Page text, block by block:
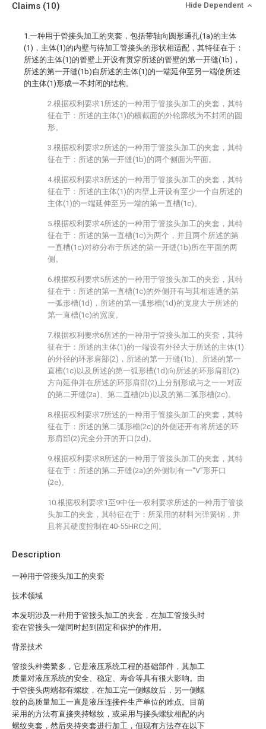
Description
一种用于管接头加工的夹套
技术领域
本发明涉及一种用于管接头加工的夹套，在加工管接头时
套在管接头一端同时起到固定和保护的作用。
背景技术
管接头种类繁多，它是液压系统工程的基础部件，其加工
质量对液压系统的安全、稳定、寿命等具有很大影响。由
于管接头两端都有螺纹，在加工完一侧螺纹后，另一侧螺
纹的高质量加工一直是液压连接件生产单位的难点。目前
采用的方法有直接夹持螺纹，或采用与接头螺纹相配的内
螺纹夹套，然后夹持夹套进行加工，但现有方法存在以下
Claims (10) Hide Dependent
1.一种用于管接头加工的夹套，包括带轴向圆形通孔(1a)的主体
(1)，主体(1)的内壁与待加工管接头的形状相适配，其特征在于：
所述的主体(1)的管壁上开设有贯穿所述的管壁的第一开缝(1b)，
所述的第一开缝(1b)自所述的主体(1)的一端延伸至另一端使所述
的主体(1)形成一不封闭的结构。
2.根据权利要求1所述的一种用于管接头加工的夹套，其特
征在于：所述的主体(1)的横截面的外轮廓线为不封闭的圆
形。
3.根据权利要求2所述的一种用于管接头加工的夹套，其特
征在于：所述的第一开缝(1b)的两个侧面为平面。
4.根据权利要求3所述的一种用于管接头加工的夹套，其特
征在于：所述的主体(1)的内壁上开设有至少一个自所述的
主体(1)的一端延伸至另一端的第一直槽(1c)。
5.根据权利要求4所述的一种用于管接头加工的夹套，其特
征在于：所述的第一直槽(1c)为两个，并且两个所述的第
一直槽(1c)对称分布于所述的第一开缝(1b)所在平面的两
侧。
6.根据权利要求5所述的一种用于管接头加工的夹套，其特
征在于：所述的第一直槽(1c)的外侧开有与其相连通的第
一弧形槽(1d)，所述的第一弧形槽(1d)的宽度大于所述的
第一直槽(1c)的宽度。
7.根据权利要求6所述的一种用于管接头加工的夹套，其特
征在于：所述的主体(1)的一端设有外径大于所述的主体(1)
的外径的环形肩部(2)，所述的第一开缝(1b)、所述的第一
直槽(1c)以及所述的第一弧形槽(1d)向所述的环形肩部(2)
方向延伸并在所述的环形肩部(2)上分别形成与之一一对应
的第二开缝(2a)、第二直槽(2b)以及的第二弧形槽(2c)。
8.根据权利要求7所述的一种用于管接头加工的夹套，其特
征在于：所述的第二弧形槽(2c)的外侧还开有将所述的环
形肩部(2)完全分开的开口(2d)。
9.根据权利要求8所述的一种用于管接头加工的夹套，其特
征在于：所述的第二开缝(2a)的外侧制有一“V”形开口
(2e)。
10.根据权利要求1至9中任一权利要求所述的一种用于管接
头加工的夹套，其特征在于：所采用的材料为弹簧钢，并
且将其硬度控制在40-55HRC之间。